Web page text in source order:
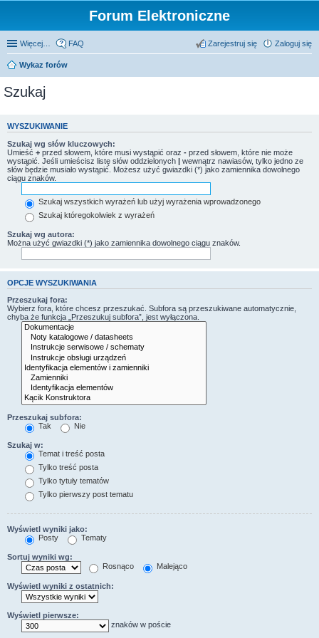
Forum Elektroniczne
Więcej… FAQ Zaloguj się
Zarejestruj się
Wykaz forów
Szukaj
WYSZUKIWANIE
Szukaj wg słów kluczowych:
Umieść + przed słowem, które musi wystąpić oraz - przed słowem, które nie może
wystąpić. Jeśli umieścisz listę słów oddzielonych | wewnątrz nawiasów, tylko jedno ze
słów będzie musiało wystąpić. Możesz użyć gwiazdki (*) jako zamiennika dowolnego
ciągu znaków.
Szukaj wszystkich wyrażeń lub użyj wyrażenia wprowadzonego
Szukaj któregokolwiek z wyrażeń
Szukaj wg autora:
Można użyć gwiazdki (*) jako zamiennika dowolnego ciągu znaków.
OPCJE WYSZUKIWANIA
Przeszukaj fora:
Wybierz fora, które chcesz przeszukać. Subfora są przeszukiwane automatycznie,
chyba że funkcja „Przeszukuj subfora”, jest wyłączona.
Przeszukaj subfora:
Tak
Nie
Szukaj w:
Temat i treść posta
Tylko treść posta
Tylko tytuły tematów
Tylko pierwszy post tematu
Wyświetl wyniki jako:
Posty
Tematy
Sortuj wyniki wg:
Rosnąco
Malejąco
Wyświetl wyniki z ostatnich:
Wyświetl pierwsze:
znaków w poście